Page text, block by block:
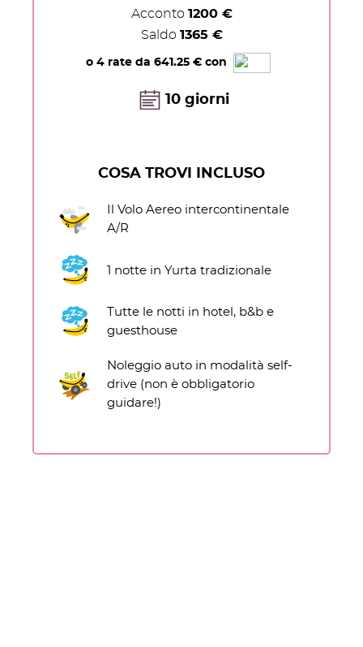
Acconto 1200 €
Saldo 1365 €
o 4 rate da 641.25 € con
10 giorni
COSA TROVI INCLUSO
Il Volo Aereo intercontinentale
A/R
1 notte in Yurta tradizionale
Tutte le notti in hotel, b&b e
guesthouse
Noleggio auto in modalità self-
drive (non è obbligatorio
guidare!)